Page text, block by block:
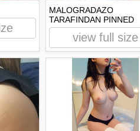
MALOGRADAZO
TARAFINDAN PINNED
view full size